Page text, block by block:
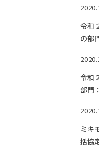
令和
の部
令和
部門
ミキ
括協